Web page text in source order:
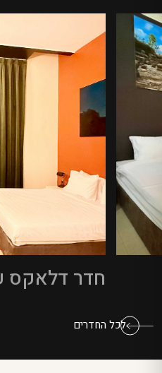
חדר קלאסיק
לכל החדרים